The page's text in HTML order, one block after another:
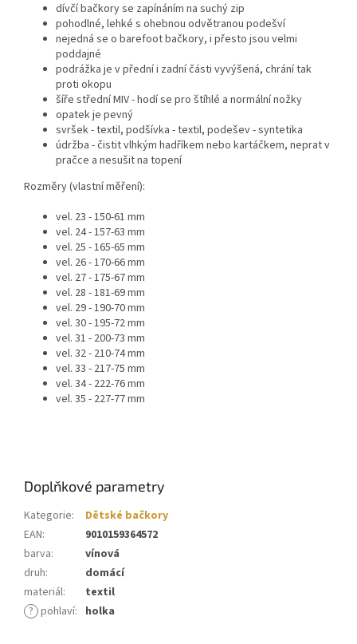
dívčí bačkory se zapínáním na suchý zip
pohodlné, lehké s ohebnou odvětranou podešví
nejedná se o barefoot bačkory, i přesto jsou velmi
poddajné
podrážka je v přední i zadní části vyvýšená, chrání tak
proti okopu
šíře střední MIV - hodí se pro štíhlé a normální nožky
opatek je pevný
svršek - textil, podšívka - textil, podešev - syntetika
údržba - čistit vlhkým hadříkem nebo kartáčkem, neprat v
pračce a nesušit na topení
Rozměry (vlastní měření):
vel. 23 - 150-61 mm
vel. 24 - 157-63 mm
vel. 25 - 165-65 mm
vel. 26 - 170-66 mm
vel. 27 - 175-67 mm
vel. 28 - 181-69 mm
vel. 29 - 190-70 mm
vel. 30 - 195-72 mm
vel. 31 - 200-73 mm
vel. 32 - 210-74 mm
vel. 33 - 217-75 mm
vel. 34 - 222-76 mm
vel. 35 - 227-77 mm
Doplňkové parametry
Kategorie:
Dětské bačkory
EAN:
9010159364572
barva:
vínová
druh:
domácí
materiál:
textil
? pohlaví: holka